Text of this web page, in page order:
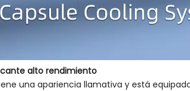
alto rendimiento
una apariencia llamativa y está